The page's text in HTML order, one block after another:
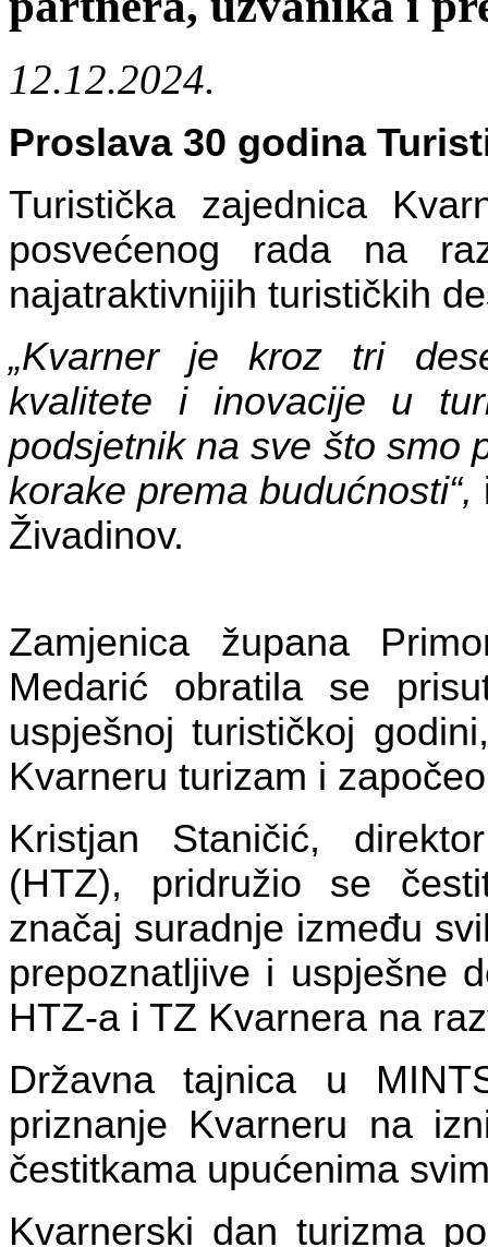
12.12.2024.
Proslava 30 godina
Turistička zajednica
posvećenog rada na
najatraktivnijih turističkih
„Kvarner je kroz tri
kvalitete i inovacije u
podsjetnik na sve što smo
korake prema budućnosti“,
Živadinov.
Zamjenica župana
Medarić obratila se
uspješnoj turističkoj
Kvarneru turizam i
Kristjan Staničić,
(HTZ), pridružio se
značaj suradnje između
prepoznatljive i uspješne
HTZ-a i TZ Kvarnera na
Državna tajnica u
priznanje Kvarneru na
čestitkama upućenima
Kvarnerski dan turizma